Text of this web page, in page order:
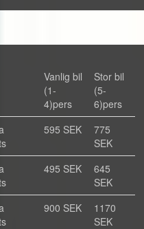
Vanlig bil
(1-
4)pers
Stor bil
(5-
6)pers
595 SEK
775
SEK
495 SEK
645
SEK
900 SEK
1170
SEK